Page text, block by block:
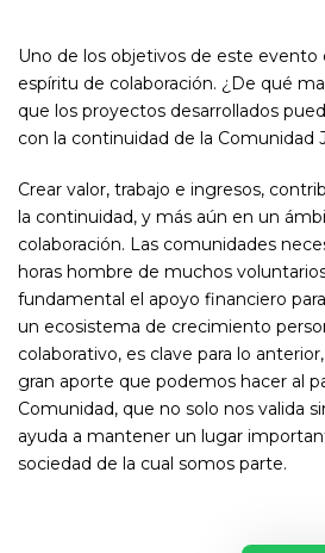
Uno de los objetivos de este evento
espíritu de colaboración. ¿De qué
que los proyectos desarrollados
con la continuidad de la Comunidad
Crear valor, trabajo e ingresos,
la continuidad, y más aún en un
colaboración. Las comunidades
horas hombre de muchos
fundamental el apoyo financiero
un ecosistema de crecimiento
colaborativo, es clave para lo
gran aporte que podemos hacer al
Comunidad, que no solo nos valida
ayuda a mantener un lugar
sociedad de la cual somos parte.